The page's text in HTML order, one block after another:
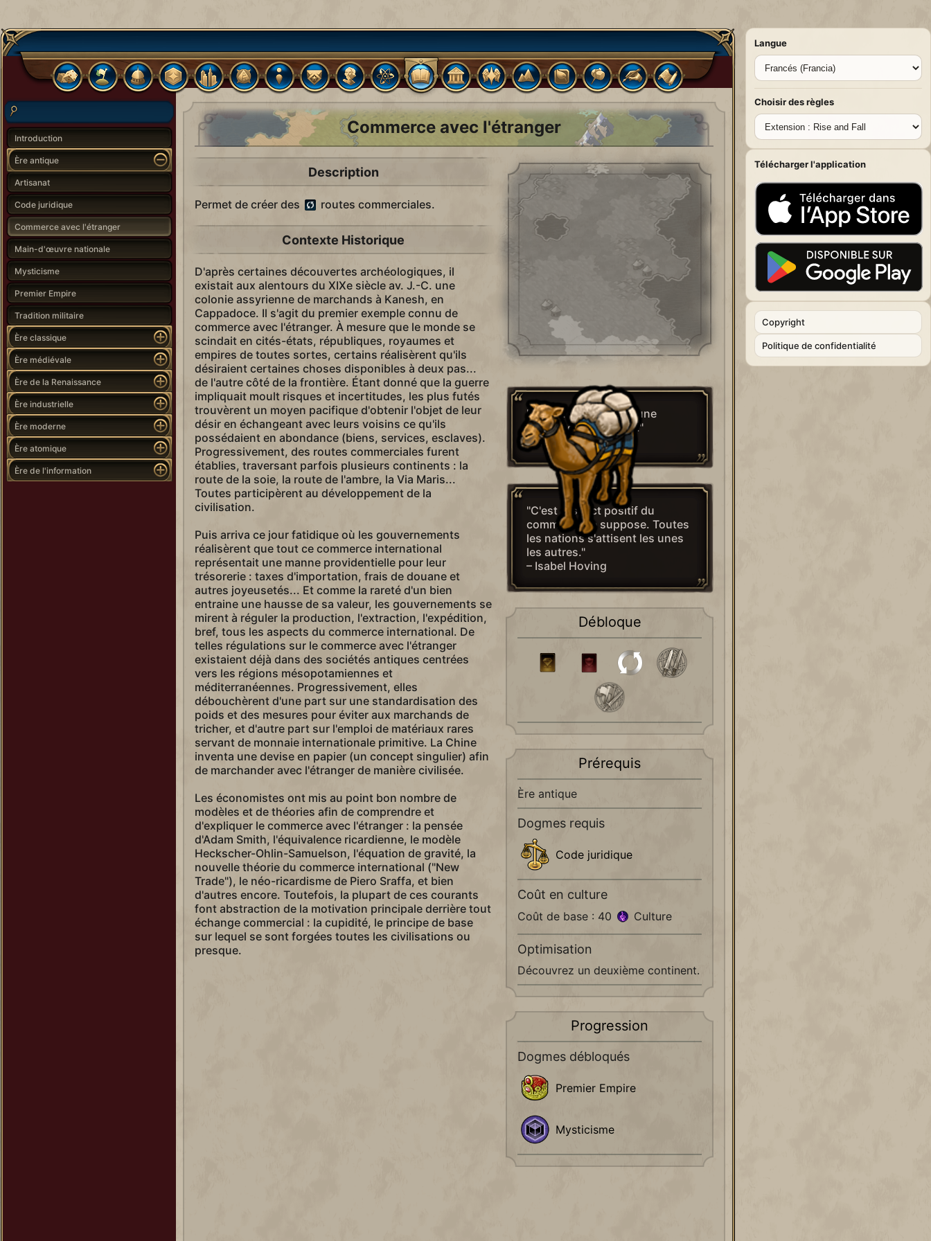
Introduction
Ère antique
Artisanat
Code juridique
Commerce avec l'étranger
Main-d'œuvre nationale
Mysticisme
Premier Empire
Tradition militaire
Ère classique
Ère médiévale
Ère de la Renaissance
Ère industrielle
Ère moderne
Ère atomique
Ère de l'information
Commerce avec l'étranger
Description
Permet de créer des routes commerciales.
Contexte Historique
D'après certaines découvertes archéologiques, il
existait aux alentours du XIXe siècle av. J.-C. une
colonie assyrienne de marchands à Kanesh, en
Cappadoce. Il s'agit du premier exemple connu de
commerce avec l'étranger. À mesure que le monde se
scindait en cités-états, républiques, royaumes et
empires de toutes sortes, certains réalisèrent qu'ils
désiraient certaines choses disponibles à deux pas...
de l'autre côté de la frontière. Étant donné que la guerre
impliquait moult risques et incertitudes, les plus futés
trouvèrent un moyen pacifique d'obtenir l'objet de leur
désir en échangeant avec leurs voisins ce qu'ils
possédaient en abondance (biens, services, esclaves).
Progressivement, des routes commerciales furent
établies, traversant parfois plusieurs continents : la
route de la soie, la route de l'ambre, la Via Maris...
Toutes participèrent au développement de la
civilisation.
Puis arriva ce jour fatidique où les gouvernements
réalisèrent que tout ce commerce international
représentait une manne providentielle pour leur
trésorerie : taxes d'importation, frais de douane et
autres joyeusetés... Et comme la rareté d'un bien
entraine une hausse de sa valeur, les gouvernements se
mirent à réguler la production, l'extraction, l'expédition,
bref, tous les aspects du commerce international. De
telles régulations sur le commerce avec l'étranger
existaient déjà dans des sociétés antiques centrées
vers les régions mésopotamiennes et
méditerranéennes. Progressivement, elles
débouchèrent d'une part sur une standardisation des
poids et des mesures pour éviter aux marchands de
tricher, et d'autre part sur l'emploi de matériaux rares
servant de monnaie internationale primitive. La Chine
inventa une devise en papier (un concept singulier) afin
de marchander avec l'étranger de manière civilisée.
Les économistes ont mis au point bon nombre de
modèles et de théories afin de comprendre et
d'expliquer le commerce avec l'étranger : la pensée
d'Adam Smith, l'équivalence ricardienne, le modèle
Heckscher-Ohlin-Samuelson, l'équation de gravité, la
nouvelle théorie du commerce international ("New
Trade"), le néo-ricardisme de Piero Sraffa, et bien
d'autres encore. Toutefois, la plupart de ces courants
font abstraction de la motivation principale derrière tout
échange commercial : la cupidité, le principe de base
sur lequel se sont forgées toutes les civilisations ou
presque.
"Chaque homme est une
espèce de marchand."
– Adam Smith
"C'est l'aspect positif du
commerce, je suppose. Toutes
les nations s'attisent les unes
les autres."
– Isabel Hoving
Débloque
Prérequis
Ère antique
Dogmes requis
Code juridique
Coût en culture
Coût de base : 40 Culture
Optimisation
Découvrez un deuxième continent.
Progression
Dogmes débloqués
Premier Empire
Mysticisme
Langue
Choisir des règles
Télécharger l'application
Copyright
Politique de confidentialité